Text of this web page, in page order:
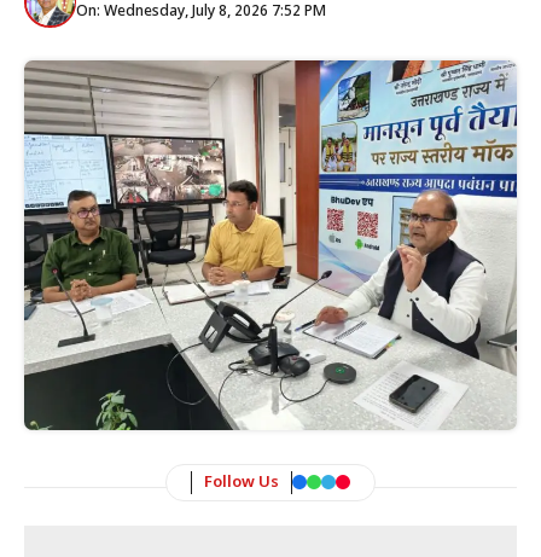
On: Wednesday, July 8, 2026 7:52 PM
Follow Us